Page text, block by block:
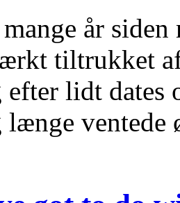
år
tiltrukket
efter lidt
længe ventede